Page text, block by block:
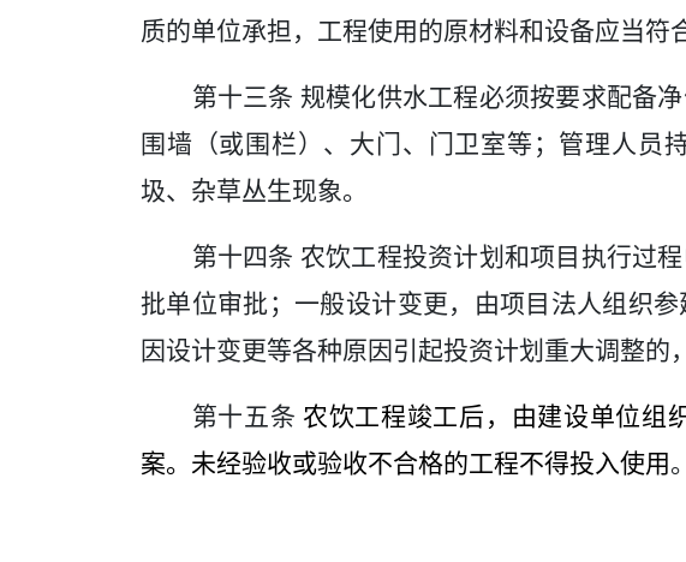
质的单位承担，工程使用的原材料和设备应当符
第十三条 规模化供水工程必须按要求配备
围墙（或围栏）、大门、门卫室等；管理人员
圾、杂草丛生现象。
第十四条 农饮工程投资计划和项目执行过
批单位审批；一般设计变更，由项目法人组织
因设计变更等各种原因引起投资计划重大调整的
第十五条 农饮工程竣工后，由建设单位组
案。未经验收或验收不合格的工程不得投入使用 。